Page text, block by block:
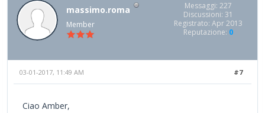
massimo.roma
Member
Messaggi: 227
Discussioni: 31
Registrato: Apr 2013
Reputazione: 0
#7
03-01-2017, 11:49 AM
Ciao Amber,